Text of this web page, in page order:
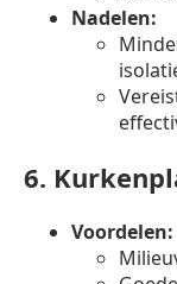
Nadelen:
6.
Voordelen: